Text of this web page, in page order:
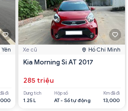
đi
Xe cũ Hồ Chí Minh
Kia Morning Si AT 2017
285 triệu
Dung tích
1.25 L
Hộp số
AT - Số tự động
Km đã đi
13,000